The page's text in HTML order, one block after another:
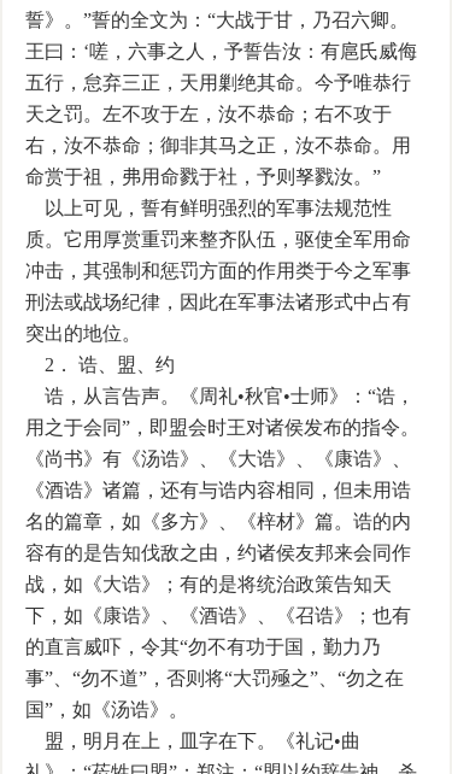
誓》。”誓的全文为：“大战于甘，乃召六卿。
王曰：‘嗟，六事之人，予誓告汝：有扈氏威侮
五行，怠弃三正，天用剿绝其命。今予唯恭行
天之罚。左不攻于左，汝不恭命；右不攻于
右，汝不恭命；御非其马之正，汝不恭命。用
命赏于祖，弗用命戮于社，予则孥戮汝。”
以上可见，誓有鲜明强烈的军事法规范性
质。它用厚赏重罚来整齐队伍，驱使全军用命
冲击，其强制和惩罚方面的作用类于今之军事
刑法或战场纪律，因此在军事法诸形式中占有
突出的地位。
2． 诰、盟、约
诰，从言告声。《周礼•秋官•士师》：“诰，
用之于会同”，即盟会时王对诸侯发布的指令。
《尚书》有《汤诰》、《大诰》、《康诰》、
《酒诰》诸篇，还有与诰内容相同，但未用诰
名的篇章，如《多方》、《梓材》篇。诰的内
容有的是告知伐敌之由，约诸侯友邦来会同作
战，如《大诰》；有的是将统治政策告知天
下，如《康诰》、《酒诰》、《召诰》；也有
的直言威吓，令其“勿不有功于国，勤力乃
事”、“勿不道”，否则将“大罚殛之”、“勿之在
国”，如《汤诰》。
盟，明月在上，皿字在下。《礼记•曲